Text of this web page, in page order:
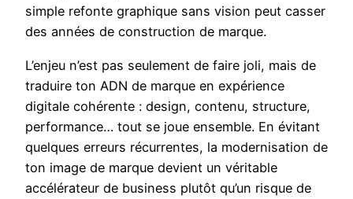
simple refonte graphique sans vision peut casser
des années de construction de marque.
L’enjeu n’est pas seulement de faire joli, mais de
traduire ton ADN de marque en expérience
digitale cohérente : design, contenu, structure,
performance… tout se joue ensemble. En évitant
quelques erreurs récurrentes, la modernisation de
ton image de marque devient un véritable
accélérateur de business plutôt qu’un risque de